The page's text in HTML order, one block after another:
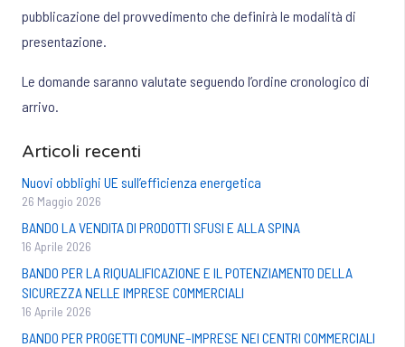
pubblicazione del provvedimento che definirà le modalità di
presentazione.
Le domande saranno valutate seguendo l’ordine cronologico di
arrivo.
Articoli recenti
Nuovi obblighi UE sull’efficienza energetica
26 Maggio 2026
BANDO LA VENDITA DI PRODOTTI SFUSI E ALLA SPINA
16 Aprile 2026
BANDO PER LA RIQUALIFICAZIONE E IL POTENZIAMENTO DELLA
SICUREZZA NELLE IMPRESE COMMERCIALI
16 Aprile 2026
BANDO PER PROGETTI COMUNE–IMPRESE NEI CENTRI COMMERCIALI